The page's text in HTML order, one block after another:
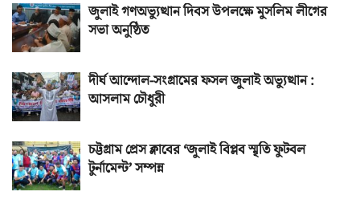
জুলাই গণঅভ্যুত্থান দিবস উপলক্ষে মুসলিম লীগের
সভা অনুষ্ঠিত
দীর্ঘ আন্দোল-সংগ্রামের ফসল জুলাই অভ্যুত্থান :
আসলাম চৌধুরী
চট্টগ্রাম প্রেস ক্লাবের ‘জুলাই বিপ্লব স্মৃতি ফুটবল
টুর্নামেন্ট’ সম্পন্ন